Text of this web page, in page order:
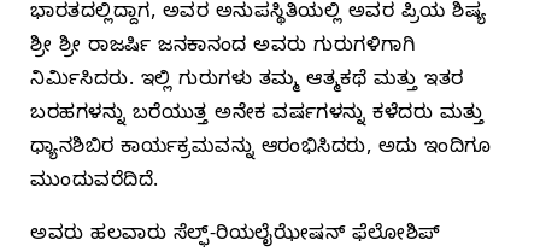
ಭಾರತದಲ್ಲಿದ್ದಾಗ, ಅವರ ಅನುಪಸ್ಥಿತಿಯಲ್ಲಿ ಅವರ ಪ್ರಿಯ ಶಿಷ್ಯ
ಶ್ರೀ ಶ್ರೀ ರಾಜರ್ಷಿ ಜನಕಾನಂದ ಅವರು ಗುರುಗಳಿಗಾಗಿ
ನಿರ್ಮಿಸಿದರು. ಇಲ್ಲಿ ಗುರುಗಳು ತಮ್ಮ ಆತ್ಮಕಥೆ ಮತ್ತು ಇತರ
ಬರಹಗಳನ್ನು ಬರೆಯುತ್ತ ಅನೇಕ ವರ್ಷಗಳನ್ನು ಕಳೆದರು ಮತ್ತು
ಧ್ಯಾನಶಿಬಿರ ಕಾರ್ಯಕ್ರಮವನ್ನು ಆರಂಭಿಸಿದರು, ಅದು ಇಂದಿಗೂ
ಮುಂದುವರೆದಿದೆ.
ಅವರು ಹಲವಾರು ಸೆಲ್ಫ್-ರಿಯಲೈಝೇಷನ್‌ ಫೆಲೋಶಿಪ್